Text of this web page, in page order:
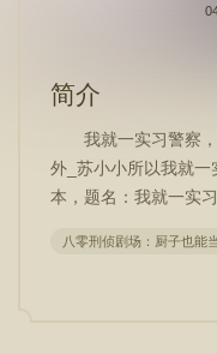
简介
我就一实习警察
外_苏小小所以我就
本，题名：我就一实
八零刑侦剧场：厨子也能